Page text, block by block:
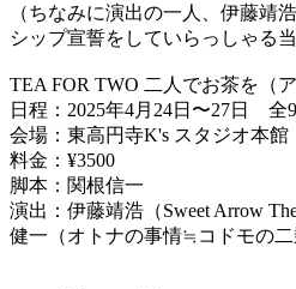
（ちなみに演出の一人、伊藤靖
シップ宣誓をしていらっしゃる
TEA FOR TWO 二人でお茶を（
日程：2025年4月24日〜27日
会場：東高円寺K's スタジオ本館
料金：¥3500
脚本：関根信一
演出：伊藤靖浩（Sweet Arrow
健一（オトナの事情≒コドモの二